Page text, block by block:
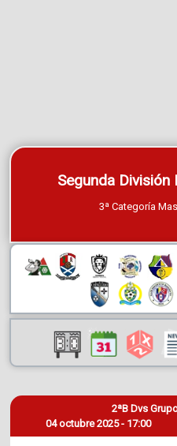
Segunda División
3ª Categoría
04 octubre 2025 - 17:00
2ªB Dvs